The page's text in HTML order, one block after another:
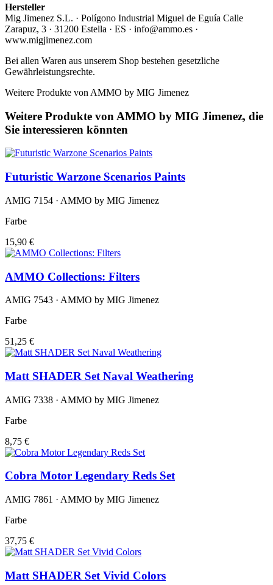
Hersteller
Mig Jimenez S.L. · Polígono Industrial Miguel de Eguía Calle
Zarapuz, 3 · 31200 Estella · ES · info@ammo.es ·
www.migjimenez.com
Bei allen Waren aus unserem Shop bestehen gesetzliche
Gewährleistungsrechte.
Weitere Produkte von AMMO by MIG Jimenez
Weitere Produkte von AMMO by MIG Jimenez, die
Sie interessieren könnten
Futuristic Warzone Scenarios Paints
AMIG 7154 · AMMO by MIG Jimenez
Farbe
15,90 €
AMMO Collections: Filters
AMIG 7543 · AMMO by MIG Jimenez
Farbe
51,25 €
Matt SHADER Set Naval Weathering
AMIG 7338 · AMMO by MIG Jimenez
Farbe
8,75 €
Cobra Motor Legendary Reds Set
AMIG 7861 · AMMO by MIG Jimenez
Farbe
37,75 €
Matt SHADER Set Vivid Colors